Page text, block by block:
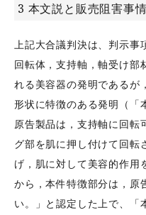
3 本文説と販売阻害事
上記大合議判決は、判示事
回転体，支持軸，軸受け部
れる美容器の発明であるが
形状に特徴のある発明（「
原告製品は，支持軸に回転
グ部を肌に押し付けて回転
げ，肌に対して美容的作用
から，本件特徴部分は，原
い。」と認定した上で、「